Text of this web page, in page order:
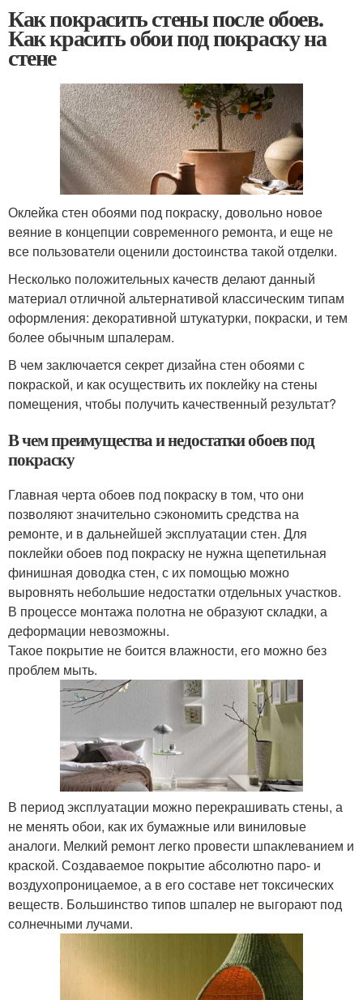
Как покрасить стены после обоев.
Как красить обои под покраску на
стене
Оклейка стен обоями под покраску, довольно новое
веяние в концепции современного ремонта, и еще не
все пользователи оценили достоинства такой отделки.
Несколько положительных качеств делают данный
материал отличной альтернативой классическим типам
оформления: декоративной штукатурки, покраски, и тем
более обычным шпалерам.
В чем заключается секрет дизайна стен обоями с
покраской, и как осуществить их поклейку на стены
помещения, чтобы получить качественный результат?
В чем преимущества и недостатки обоев под
покраску
Главная черта обоев под покраску в том, что они
позволяют значительно сэкономить средства на
ремонте, и в дальнейшей эксплуатации стен. Для
поклейки обоев под покраску не нужна щепетильная
финишная доводка стен, с их помощью можно
выровнять небольшие недостатки отдельных участков.
В процессе монтажа полотна не образуют складки, а
деформации невозможны.
Такое покрытие не боится влажности, его можно без
проблем мыть.
В период эксплуатации можно перекрашивать стены, а
не менять обои, как их бумажные или виниловые
аналоги. Мелкий ремонт легко провести шпаклеванием и
краской. Создаваемое покрытие абсолютно паро- и
воздухопроницаемое, а в его составе нет токсических
веществ. Большинство типов шпалер не выгорают под
солнечными лучами.